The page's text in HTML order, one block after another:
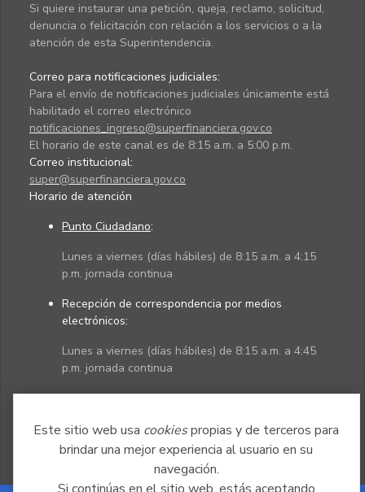
Este sitio web usa cookiespropias y de terceros para
brindar una mejor experiencia al usuario en su
navegación.
Si quiere instaurar una petición, queja, reclamo, solicitud,
denuncia o felicitación con relación a los servicios o a la
atención de esta Superintendencia.
Correo para notificaciones judiciales:
Para el envío de notificaciones judiciales únicamente está
habilitado el correo electrónico
notificaciones_ingreso@superfinanciera.gov.co
El horario de este canal es de 8:15 a.m. a 5:00 p.m.
Correo institucional:
super@superfinanciera.gov.co
Horario de atención
Punto Ciudadano:
Lunes a viernes (días hábiles) de 8:15 a.m. a 4:15
p.m. jornada continua
Recepción de correspondencia por medios
electrónicos:
Lunes a viernes (días hábiles) de 8:15 a.m. a 4:45
p.m. jornada continua